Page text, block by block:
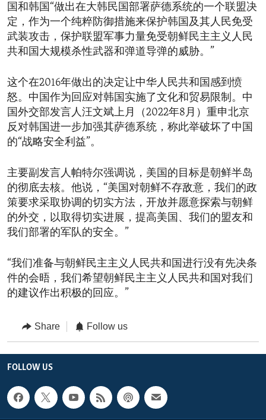
国和韩国“做出在大韩民国部署萨德系统的一个联盟决
定，作为一个纯粹防御措施来保护韩国及其人民免受
武装攻击，保护联盟军事力量免受朝鲜民主主义人民
共和国大规模杀性武器和弹道导弹的威胁。”
这个在2016年做出的决定让中华人民共和国感到愤
怒。中国作为回应对韩国实施了文化和贸易限制。中
国外交部发言人汪文斌上月（2022年8月）重申北京
反对韩国进一步加强其萨德系统，称此举破坏了中国
的“战略安全利益”。
主要副发言人帕特尔强调说，美国的目标是朝鲜半岛
的彻底去核。他说，“美国对朝鲜不存敌意，我们的政
策要求采取协调的切实方法，开放并愿意探索与朝鲜
的外交，以取得切实进展，提高美国、我们的盟友和
我们部署的军队的安全。”
“我们准备与朝鲜民主主义人民共和国进行没有先决条
件的会晤，我们希望朝鲜民主主义人民共和国对我们
的建议作出积极的回应。”
Share Follow us
FOLLOW US